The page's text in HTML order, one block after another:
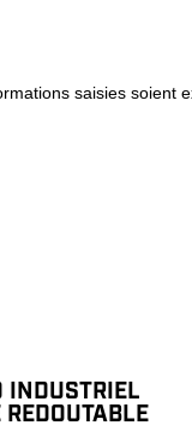
saisies
INDUSTRIEL